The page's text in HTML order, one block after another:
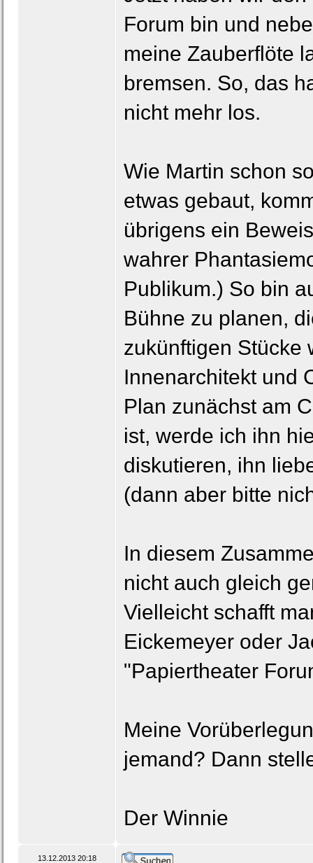
Forum bin und
meine Zauberflöte
bremsen. So, das
nicht mehr los.
Wie Martin schon
etwas gebaut,
übrigens ein
wahrer
Publikum.) So bin
Bühne zu planen,
zukünftigen Stücke
Innenarchitekt und
Plan zunächst am
ist, werde ich ihn
diskutieren, ihn
(dann aber bitte
In diesem
nicht auch gleich
Vielleicht schafft
Eickemeyer oder
"Papiertheater
Meine
jemand? Dann
Der Winnie
13.12.2013 20:18